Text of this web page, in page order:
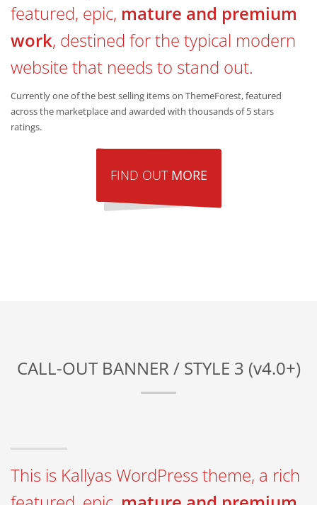
featured, epic, mature and premium
work, destined for the typical modern
website that needs to stand out.
Currently one of the best selling items on ThemeForest, featured
across the marketplace and awarded with thousands of 5 stars
ratings.
FIND OUT MORE
CALL-OUT BANNER / STYLE 3 (v4.0+)
This is Kallyas WordPress theme, a rich